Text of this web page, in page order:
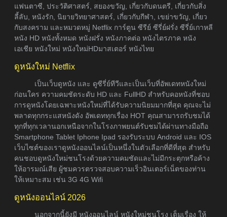
แฟนตาซี, ประวัติศาสตร์, สยองขวัญ, เกี่ยวกับดนตรี, เกี่ยวกับสิ่ง
ลี้ลับ, หนังรัก, นิยายวิทยาศาสตร์, เกี่ยวกับกีฬา, เขย่าขวัญ, เกี่ยว
กับสงคราม และหมวดหมู่ Netflix การ์ตูน ซีรีย์ ซีรี่ย์ฝรั่ง ซีรี่ย์เกาหลี
หนัง HD หนังทั้งหมด หนังฝรั่ง หนังภาคต่อ หนังไตรภาค หนัง
เอเชีย หนังใหม่ หนังใหม่HDมาสเตอร์ หนังไทย
ดูหนังใหม่ Netflix
เป็นเว็บดูหนัง และ ดูซีรี่ย์ทีวีและเป็นเว็บที่อัพเดทหนังใหม่
ก่อนใคร ความคมชัดระดับ HD และ FullHD สำหรับคอหนังที่ชอบ
การดูหนังโดยเฉพาะหนังใหม่ที่ได้รับความนิยมมากที่สุด คุณจะไม่
พลาดทุกกระแสหนังดัง อัพเดททุกเรื่อง HOT คุณสามารถรับชมได้
ทุกที่ทุกเวลานอกเหนือจากในโรงภาพยนต์รับชมได้ผ่านทางมือถือ
Smartphone Tablet Iphone Ipad รองรับระบบ Android และ IOS
เว็บไซต์ของเราดูหนังออนไลน์เป็นหนึ่งในตัวเลือกที่ดีที่สุด สำหรับ
คนชอบดูหนังใหม่ชนโรงด้วยความคมชัดและไม่มีกระตุกหรือค้าง
ให้อารมณ์เสีย ผู้ชมควรตรวจสอบความเร็วอินเตอร์เน็ตของท่าน
ให้เหมาะสม เช่น 3G 4G Wifi
ดูหนังออนไลน์ 2026
นอกจากนี้ยังมี หนังออนไลน์ หนังใหม่ชนโรง เต็มเรื่อง ให้